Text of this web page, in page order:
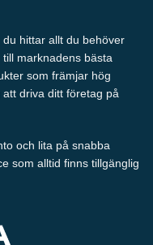
hittar allt du behöver
marknadens bästa
som främjar hög
driva ditt företag på
och lita på snabba
som alltid finns tillgänglig